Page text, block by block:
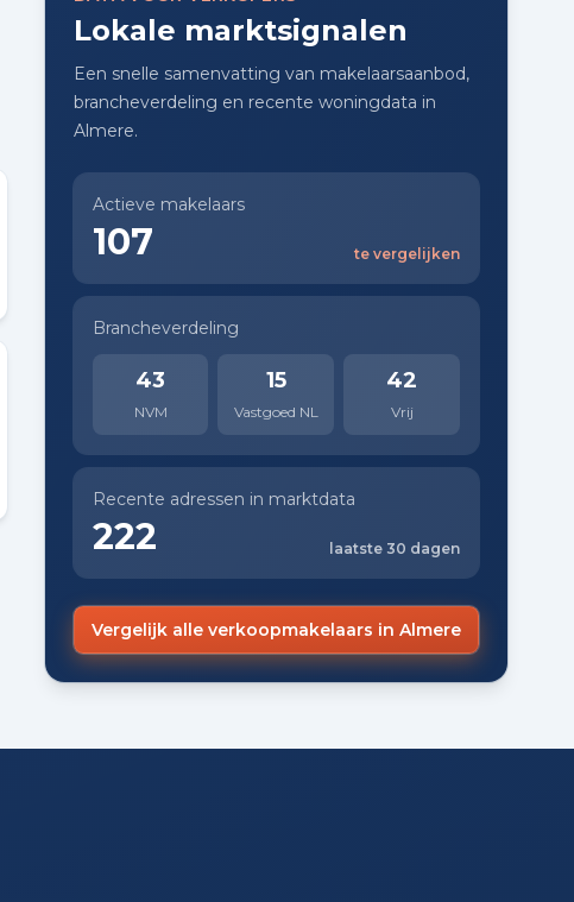
Lokale marktsignalen
Een snelle samenvatting van makelaarsaanbod,
brancheverdeling en recente woningdata in
Almere.
Actieve makelaars
107 te vergelijken
Brancheverdeling
43
NVM
15
Vastgoed NL
42
Vrij
Recente adressen in marktdata
222 laatste 30 dagen
Vergelijk alle verkoopmakelaars in Almere